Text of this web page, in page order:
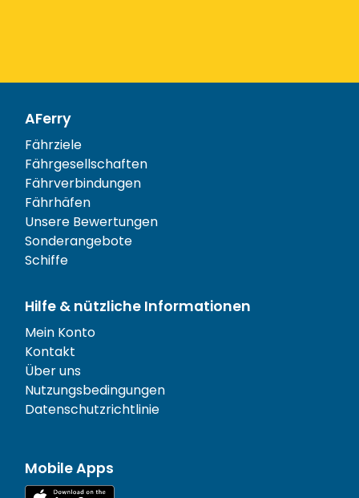
AFerry
Fährziele
Fährgesellschaften
Fährverbindungen
Fährhäfen
Unsere Bewertungen
Sonderangebote
Schiffe
Hilfe & nützliche Informationen
Mein Konto
Kontakt
Über uns
Nutzungsbedingungen
Datenschutzrichtlinie
Mobile Apps